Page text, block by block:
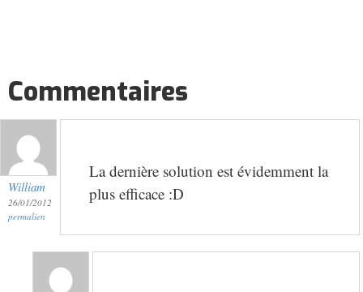
Commentaires
William
26/01/2012
permalien
La dernière solution est évidemment la
plus efficace :D